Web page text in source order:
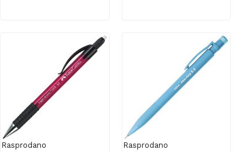
Rasprodano Rasprodano